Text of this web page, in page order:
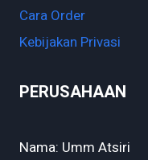
Cara Order
Kebijakan Privasi
PERUSAHAAN
Nama: Umm Atsiri